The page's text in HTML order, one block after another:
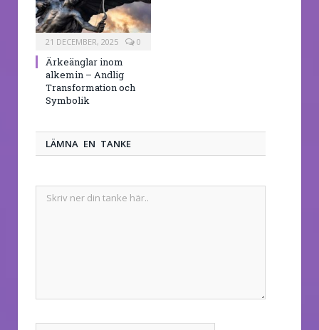
21 DECEMBER, 2025 0
Ärkeänglar inom
alkemin – Andlig
Transformation och
Symbolik
LÄMNA EN TANKE